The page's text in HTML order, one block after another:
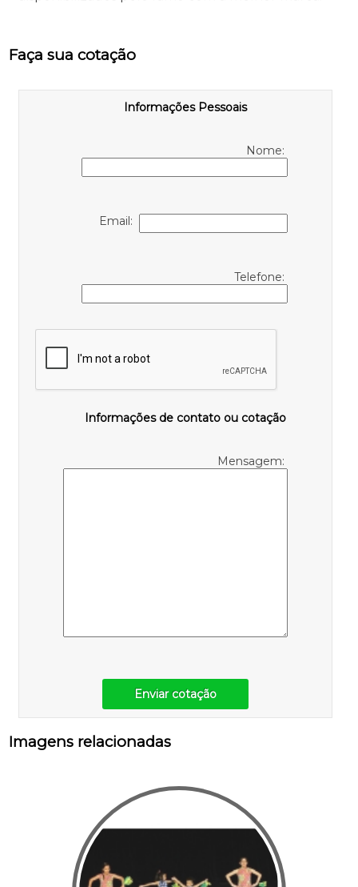
Faça sua cotação
Informações Pessoais
Nome:
Email:
Telefone:
Informações de contato ou cotação
Mensagem:
Enviar cotação
Imagens relacionadas